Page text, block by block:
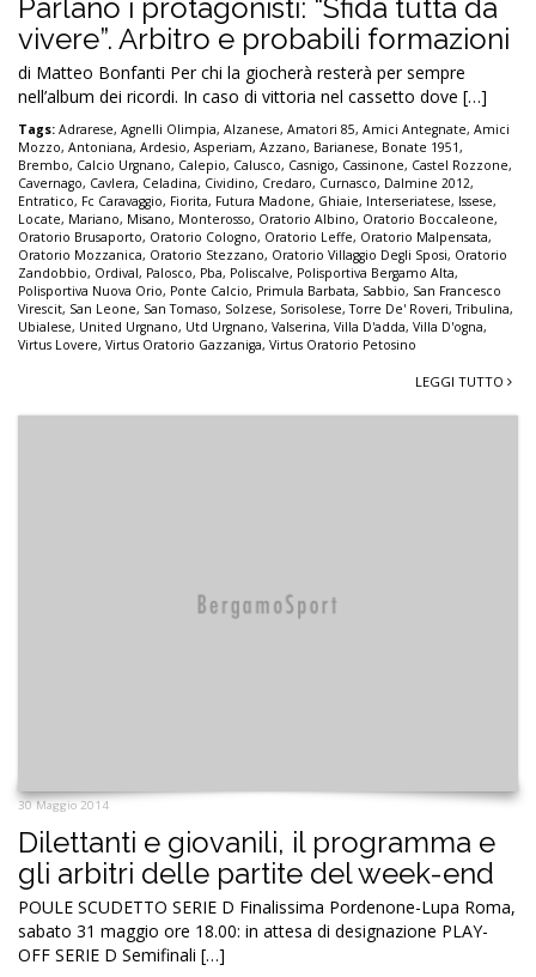
Parlano i protagonisti: “Sfida tutta da
vivere”. Arbitro e probabili formazioni
di Matteo Bonfanti Per chi la giocherà resterà per sempre
nell’album dei ricordi. In caso di vittoria nel cassetto dove […]
Tags: Adrarese, Agnelli Olimpia, Alzanese, Amatori 85, Amici Antegnate, Amici
Mozzo, Antoniana, Ardesio, Asperiam, Azzano, Barianese, Bonate 1951,
Brembo, Calcio Urgnano, Calepio, Calusco, Casnigo, Cassinone, Castel Rozzone,
Cavernago, Cavlera, Celadina, Cividino, Credaro, Curnasco, Dalmine 2012,
Entratico, Fc Caravaggio, Fiorita, Futura Madone, Ghiaie, Interseriatese, Issese,
Locate, Mariano, Misano, Monterosso, Oratorio Albino, Oratorio Boccaleone,
Oratorio Brusaporto, Oratorio Cologno, Oratorio Leffe, Oratorio Malpensata,
Oratorio Mozzanica, Oratorio Stezzano, Oratorio Villaggio Degli Sposi, Oratorio
Zandobbio, Ordival, Palosco, Pba, Poliscalve, Polisportiva Bergamo Alta,
Polisportiva Nuova Orio, Ponte Calcio, Primula Barbata, Sabbio, San Francesco
Virescit, San Leone, San Tomaso, Solzese, Sorisolese,Torre De' Roveri,Tribulina,
Ubialese, United Urgnano, Utd Urgnano, Valserina, Villa D'adda, Villa D'ogna,
Virtus Lovere, Virtus Oratorio Gazzaniga, Virtus Oratorio Petosino
LEGGI TUTTO
30 Maggio 2014
Dilettanti e giovanili, il programma e
gli arbitri delle partite del week-end
POULE SCUDETTO SERIE D Finalissima Pordenone-Lupa Roma,
sabato 31 maggio ore 18.00: in attesa di designazione PLAY-
OFF SERIE D Semifinali […]